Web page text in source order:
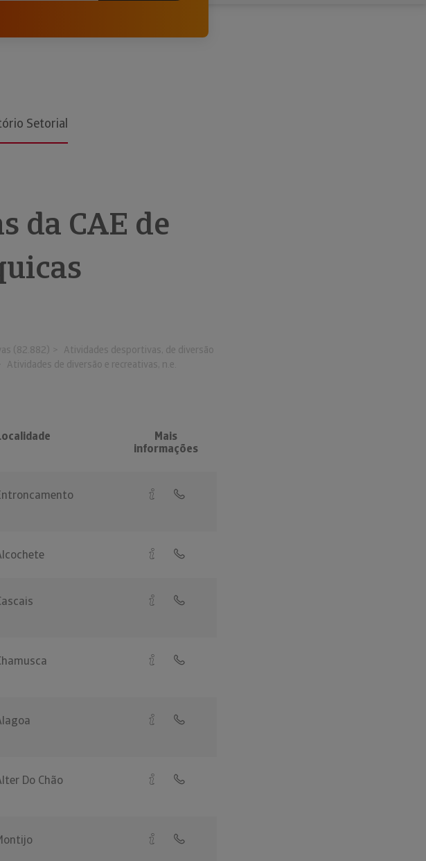
seus clientes.
Setorial
da CAE de
(82.882)
Atividades desportivas, de diversão
Atividades de diversão e recreativas, n.e.
Mais
informações
Do Chão